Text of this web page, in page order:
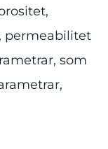
permeabilitet
som